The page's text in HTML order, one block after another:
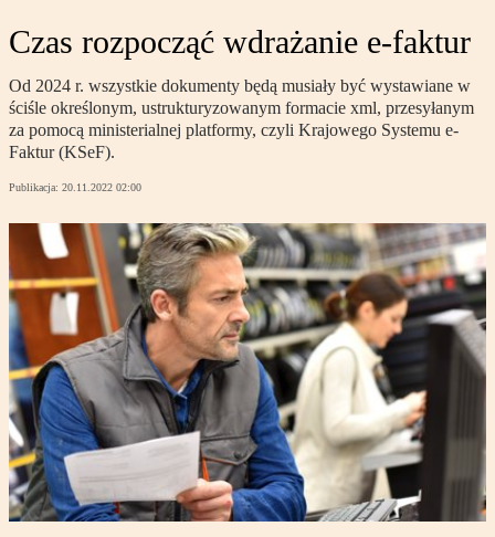
Czas rozpocząć wdrażanie e-faktur
Od 2024 r. wszystkie dokumenty będą musiały być wystawiane w
ściśle określonym, ustrukturyzowanym formacie xml, przesyłanym
za pomocą ministerialnej platformy, czyli Krajowego Systemu e-
Faktur (KSeF).
Publikacja: 20.11.2022 02:00